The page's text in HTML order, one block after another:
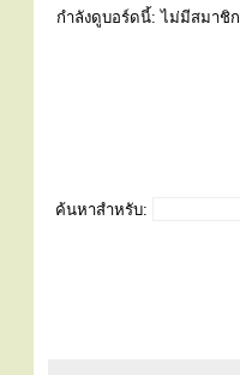
กำลังดูบอร์ดนี้: ไม่มีสมาชิ
ค้นหาสำหรับ: